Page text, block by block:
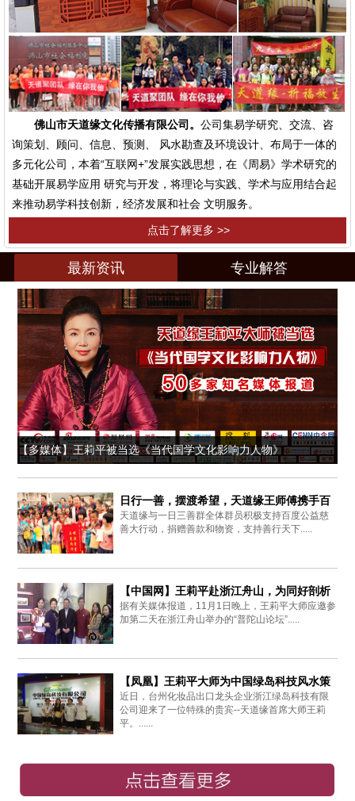
佛山市天道缘文化传播有限公司。 公司集易学研究、交流、咨
询策划、顾问、信息、预测、 风水勘查及环境设计、布局于一体的
多元化公司，本着“互联网+”发展实践思想，在《周易》学术研究的
基础开展易学应用 研究与开发，将理论与实践、学术与应用结合起
来推动易学科技创新，经济发展和社会 文明服务。
点击了解更多 >>
最新资讯 专业解答
【多媒体】王莉平被当选《当代国学文化影响力人物》
日行一善，摆渡希望，天道缘王师傅携手百
度爱心同行
天道缘与一日三善群全体群员积极支持百度公益慈
善大行动，捐赠善款和物资，支持善行天下.....
【中国网】王莉平赴浙江舟山，为同好剖析
周易思想
据有关媒体报道，11月1日晚上，王莉平大师应邀参
加第二天在浙江舟山举办的“普陀山论坛”.....
【凤凰】王莉平大师为中国绿岛科技风水策
划布局
近日，台州化妆品出口龙头企业浙江绿岛科技有限
公司迎来了一位特殊的贵宾--天道缘首席大师王莉
平。......